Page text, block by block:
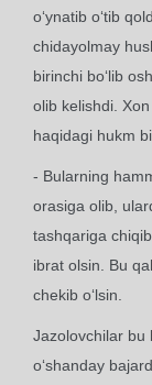
o‘ynatib o‘tib
chidayolmay
birinchi bo‘lib
olib kelishdi.
haqidagi hukm
- Bularning
orasiga olib,
tashqariga
ibrat olsin. Bu
chekib o‘lsin.
Jazolovchilar bu
o‘shanday